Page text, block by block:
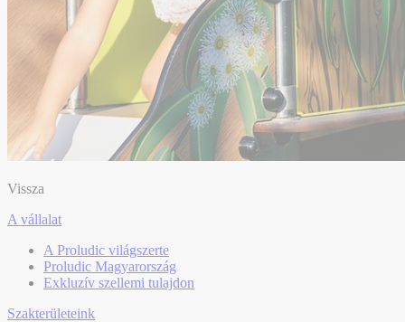
Vissza
A vállalat
A Proludic világszerte
Proludic Magyarország
Exkluzív szellemi tulajdon
Szakterületeink